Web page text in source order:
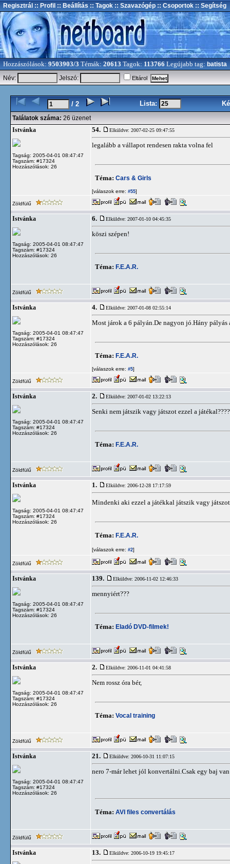
Regisztrál :: Profil :: Beállítás :: Tagok :: Szavazógép :: Csoportok :: Segítség
Hozzászólások: 9503903/3 Témák: 20613 Tagok: 113766 Legújabb tag: batista
Név:
Jelszó: Eltárol
/ 2 Lista:
Találatok száma: 26 üzenet
Istvánka
Tagság: 2005-04-01 08:47:47
Tagszám: #17324
Hozzászólások: 26
54. Elküldve: 2007-02-25 09:47:55
legalább a vállapot rendesen rakta volna fel
Téma: Cars & Girls
[válaszok erre: #55]
Zöldfülű
Istvánka
Tagság: 2005-04-01 08:47:47
Tagszám: #17324
Hozzászólások: 26
6. Elküldve: 2007-01-10 04:45:35
köszi szépen!
Téma: F.E.A.R.
Zöldfülű
Istvánka
Tagság: 2005-04-01 08:47:47
Tagszám: #17324
Hozzászólások: 26
4. Elküldve: 2007-01-08 02:55:14
Most járok a 6 pályán.De nagyon jó.Hány pályás
Téma: F.E.A.R.
[válaszok erre: #5]
Zöldfülű
Istvánka
Tagság: 2005-04-01 08:47:47
Tagszám: #17324
Hozzászólások: 26
2. Elküldve: 2007-01-02 13:22:13
Senki nem játszik vagy játszot ezzel a játékal????
Téma: F.E.A.R.
Zöldfülű
Istvánka
Tagság: 2005-04-01 08:47:47
Tagszám: #17324
Hozzászólások: 26
1. Elküldve: 2006-12-28 17:17:59
Mindenki aki ezzel a játékkal játszik vagy
Téma: F.E.A.R.
[válaszok erre: #2]
Zöldfülű
Istvánka
Tagság: 2005-04-01 08:47:47
Tagszám: #17324
Hozzászólások: 26
139. Elküldve: 2006-11-02 12:46:33
mennyiért???
Téma: Eladó DVD-filmek!
Zöldfülű
Istvánka
Tagság: 2005-04-01 08:47:47
Tagszám: #17324
Hozzászólások: 26
2. Elküldve: 2006-11-01 04:41:58
Nem rossz óra bér,
Téma: Vocal training
Zöldfülű
Istvánka
Tagság: 2005-04-01 08:47:47
Tagszám: #17324
Hozzászólások: 26
21. Elküldve: 2006-10-31 11:07:15
nero 7-már lehet jól konvertálni.Csak egy baj
Téma: AVI files convertálás
Zöldfülű
Istvánka 13. Elküldve: 2006-10-19 19:45:17